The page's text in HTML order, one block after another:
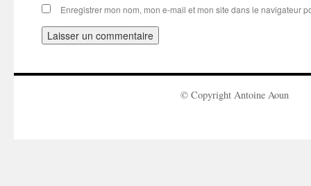
Enregistrer mon nom, mon e-mail et mon site dans le navigateur
© Copyright Antoine Aoun